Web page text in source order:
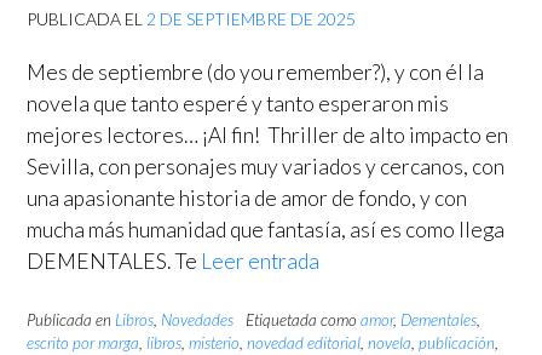
PUBLICADA EL 2 DE SEPTIEMBRE DE 2025
Mes de septiembre (do you remember?), y con él la
novela que tanto esperé y tanto esperaron mis
mejores lectores… ¡Al fin! Thriller de alto impacto en
Sevilla, con personajes muy variados y cercanos, con
una apasionante historia de amor de fondo, y con
mucha más humanidad que fantasía, así es como llega
DEMENTALES. Te Leer entrada
Publicada en Libros, Novedades Etiquetada como amor, Dementales,
escrito por marga, libros, misterio, novedad editorial, novela, publicación,